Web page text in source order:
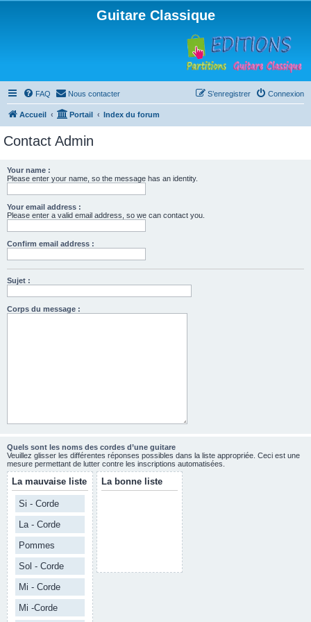
Guitare Classique
FAQ Nous contacter Connexion
S’enregistrer
Accueil Portail Index du forum
Contact Admin
Your name :
Please enter your name, so the message has an identity.
Your email address :
Please enter a valid email address, so we can contact you.
Confirm email address :
Sujet :
Corps du message :
Quels sont les noms des cordes d’une guitare
Veuillez glisser les différentes réponses possibles dans la liste appropriée. Ceci est une
mesure permettant de lutter contre les inscriptions automatisées.
La mauvaise liste
Si - Corde
La - Corde
Pommes
Sol - Corde
Mi - Corde
Mi -Corde
La bonne liste